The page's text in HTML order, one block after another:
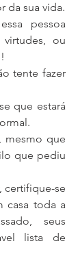
da sua vida.
pessoa
ou
tente fazer
que estará
mesmo que
que pediu
certifique-se
casa toda a
seus
lista de